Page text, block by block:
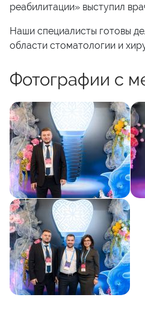
реабилитации» выступил
Наши специалисты готовы
области стоматологии и
Фотографии с